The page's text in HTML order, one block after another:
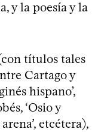
y la poesía y la
títulos tales
Cartago y
hispano’,
‘Osio y
etcétera),